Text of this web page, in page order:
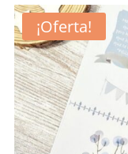
¡Oferta!